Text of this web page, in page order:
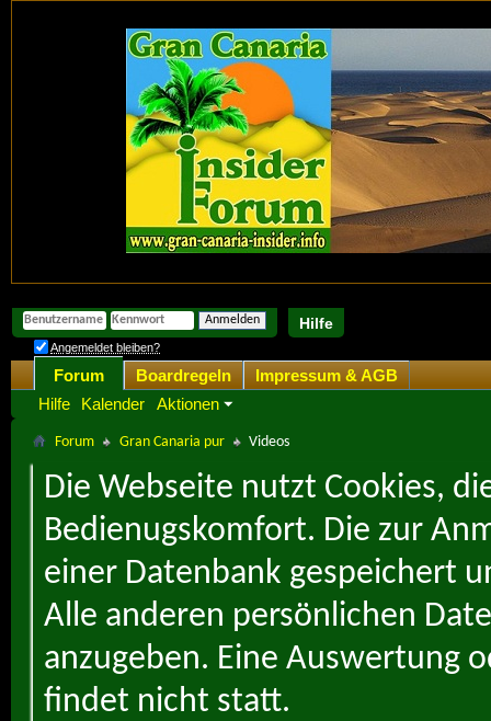
Hilfe
Angemeldet bleiben?
Forum
Hilfe
Kalender Aktionen
Boardregeln Impressum & AGB
Forum Gran Canaria pur Videos
Die Webseite nutzt Cookies,
Bedienugskomfort. Die zur
einer Datenbank gespeichert
Alle anderen persönlichen
anzugeben. Eine Auswertung
findet nicht statt.